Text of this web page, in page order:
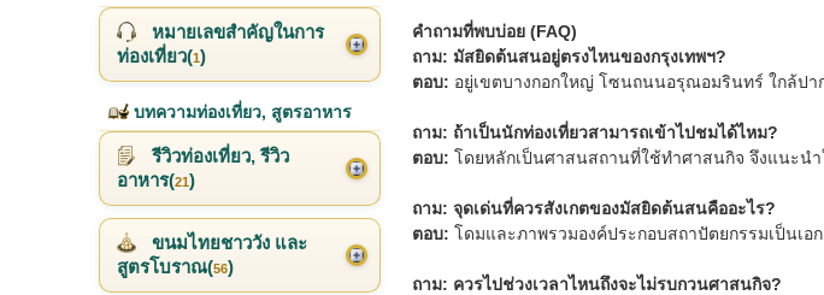
คำถามที่พบบ่อย (FAQ)
ถาม: มัสยิดต้นสนอยู่ตรงไหนของกรุงเทพฯ?
ตอบ: อยู่เขตบางกอกใหญ่ โซนถนนอรุณอมรินทร์ ใกล้ป
ถาม: ถ้าเป็นนักท่องเที่ยวสามารถเข้าไปชมได้ไหม?
ตอบ: โดยหลักเป็นศาสนสถานที่ใช้ทำศาสนกิจ จึงแนะน
ถาม: จุดเด่นที่ควรสังเกตของมัสยิดต้นสนคืออะไร?
ตอบ: โดมและภาพรวมองค์ประกอบสถาปัตยกรรมเป็นเ
ถาม: ควรไปช่วงเวลาไหนถึงจะไม่รบกวนศาสนกิจ?
หมายเลขสำคัญในการ
ท่องเที่ยว(1)
บทความท่องเที่ยว, สูตรอาหาร
รีวิวท่องเที่ยว, รีวิว
อาหาร(21)
ขนมไทยชาววัง และ
สูตรโบราณ(56)